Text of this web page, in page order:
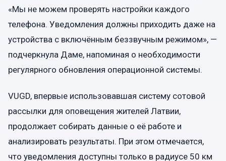
«Мы не можем проверять настройки каждого
телефона. Уведомления должны приходить даже на
устройства с включённым беззвучным режимом», —
подчеркнула Даме, напоминая о необходимости
регулярного обновления операционной системы.
VUGD, впервые использовавшая систему сотовой
рассылки для оповещения жителей Латвии,
продолжает собирать данные о её работе и
анализировать результаты. При этом отмечается,
что уведомления доступны только в радиусе 50 км